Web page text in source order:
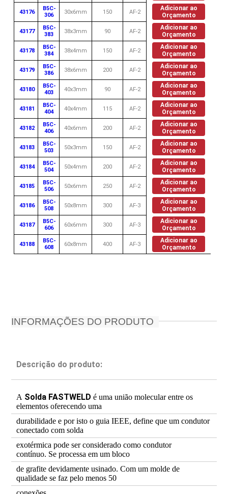
43176
B5C-
306
30x6mm 150 AF-2
Adicionar ao
Orçamento
43177
B5C-
383
38x3mm 90 AF-2
Adicionar ao
Orçamento
43178
B5C-
384
38x4mm 150 AF-2
Adicionar ao
Orçamento
43179
B5C-
386
38x6mm 200 AF-2
Adicionar ao
Orçamento
43180
B5C-
403
40x3mm 90 AF-2
Adicionar ao
Orçamento
43181
B5C-
404
40x4mm 115 AF-2
Adicionar ao
Orçamento
43182
B5C-
406
40x6mm 200 AF-2
Adicionar ao
Orçamento
43183
B5C-
503
50x3mm 150 AF-2
Adicionar ao
Orçamento
43184
B5C-
504
50x4mm 200 AF-2
Adicionar ao
Orçamento
43185
B5C-
506
50x6mm 250 AF-2
Adicionar ao
Orçamento
43186
B5C-
508
50x8mm 300 AF-3
Adicionar ao
Orçamento
43187
B5C-
606
60x6mm 300 AF-3
Adicionar ao
Orçamento
43188
B5C-
608
60x8mm 400 AF-3
Adicionar ao
Orçamento
INFORMAÇÕES DO PRODUTO
Descrição do produto:
A Solda FASTWELD é uma união molecular entre os
elementos oferecendo uma
durabilidade e por isto o guia IEEE, define que um condutor
conectado com solda
exotérmica pode ser considerado como condutor
contínuo. Se processa em um bloco
de grafite devidamente usinado. Com um molde de
qualidade se faz pelo menos 50